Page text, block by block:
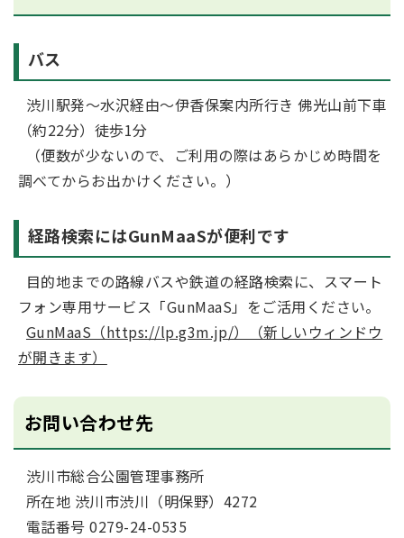
バス
渋川駅発～水沢経由～伊香保案内所行き 佛光山前下車
（約22分）徒歩1分
（便数が少ないので、ご利用の際はあらかじめ時間を
調べてからお出かけください。）
経路検索にはGunMaaSが便利です
目的地までの路線バスや鉄道の経路検索に、スマート
フォン専用サービス「GunMaaS」をご活用ください。
GunMaaS（https://lp.g3m.jp/）（新しいウィンドウ
が開きます）
お問い合わせ先
渋川市総合公園管理事務所
所在地 渋川市渋川（明保野）4272
電話番号 0279-24-0535